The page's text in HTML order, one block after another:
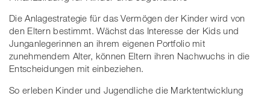
Die Anlagestrategie für das Vermögen der Kinder wird von
den Eltern bestimmt. Wächst das Interesse der Kids und
Junganlegerinnen an ihrem eigenen Portfolio mit
zunehmendem Alter, können Eltern ihren Nachwuchs in die
Entscheidungen mit einbeziehen.
So erleben Kinder und Jugendliche die Marktentwicklung